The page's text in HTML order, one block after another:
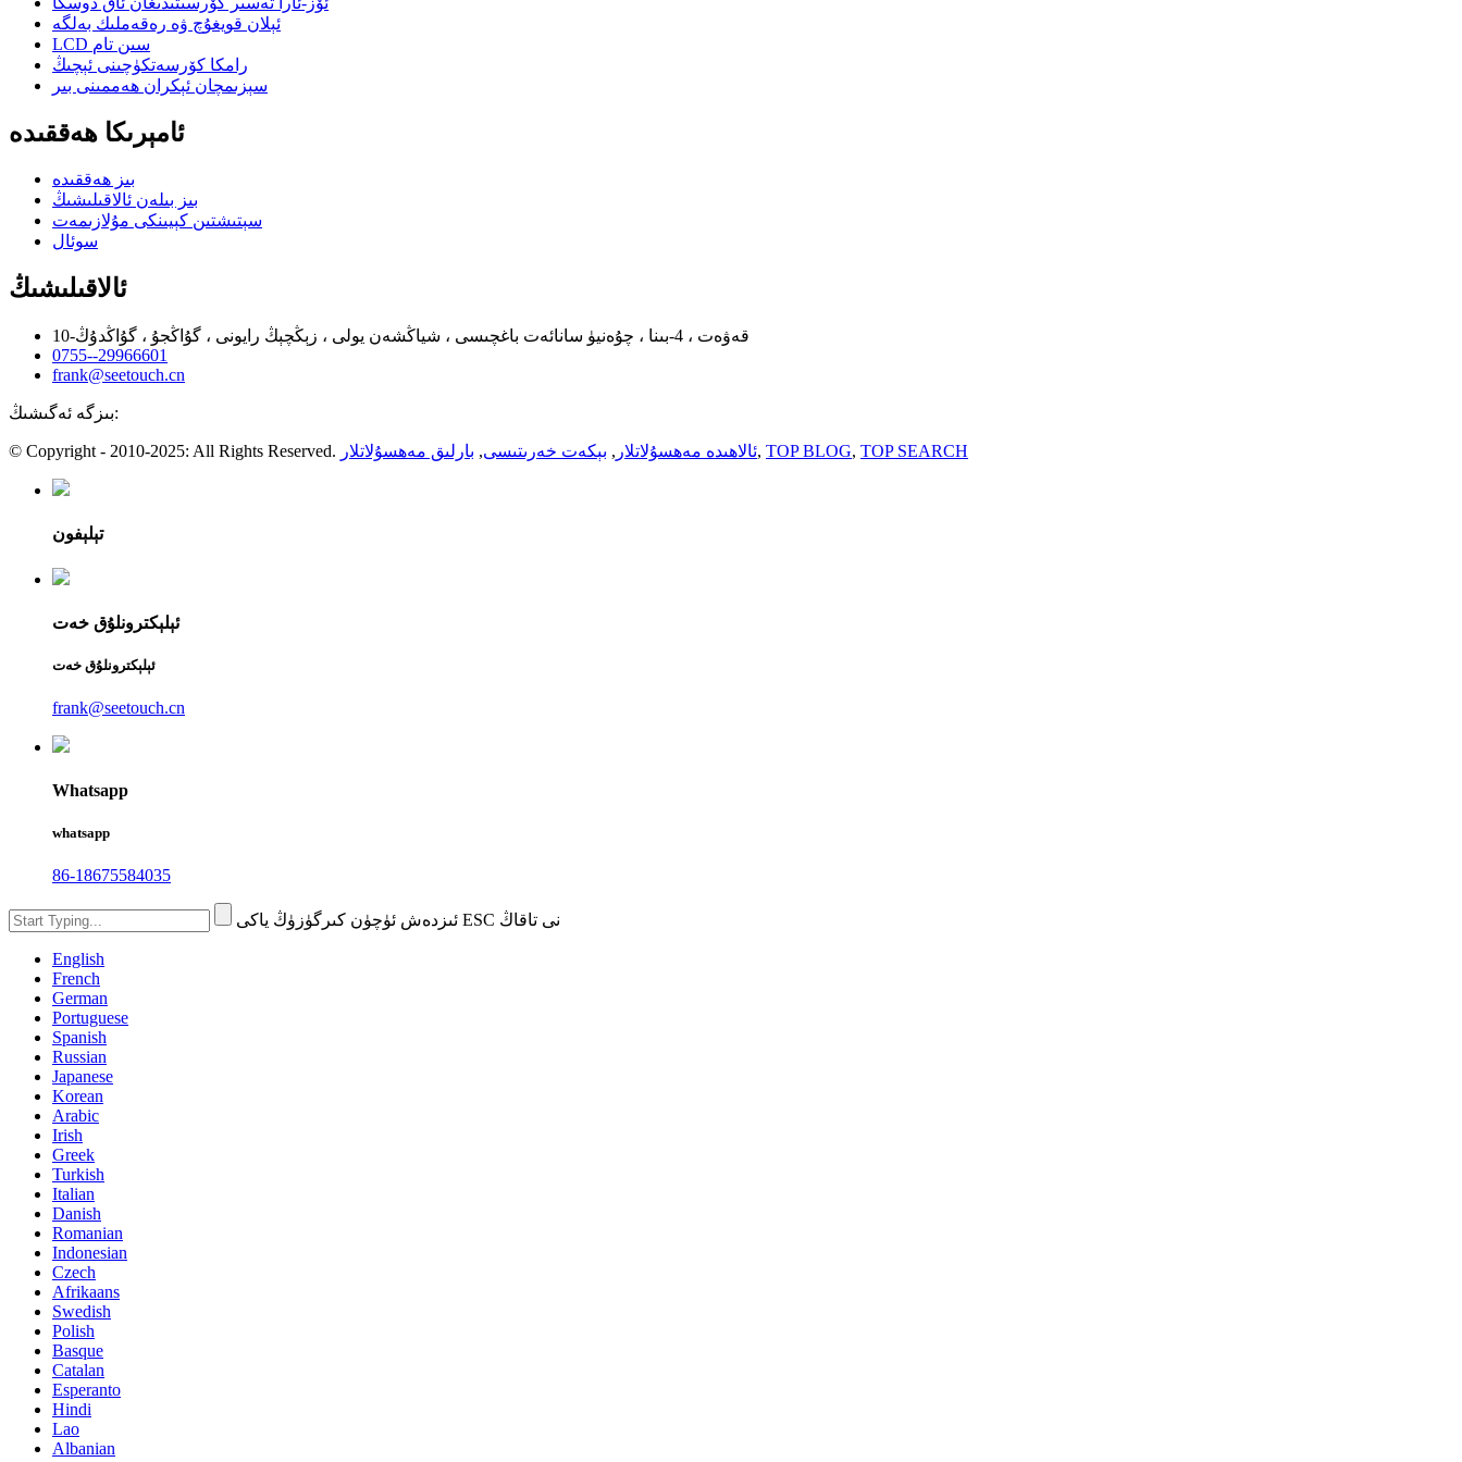
ئېلان قويغۇچ ۋە رەقەملىك بەلگە
LCD سىن تام
رامكا كۆرسەتكۈچىنى ئېچىڭ
سېزىمچان ئېكران ھەممىنى بىر
ئامېرىكا ھەققىدە
بىز ھەققىدە
بىز بىلەن ئالاقىلىشىڭ
سېتىشتىن كېيىنكى مۇلازىمەت
سوئال
ئالاقىلىشىڭ
10-قەۋەت ، 4-بىنا ، چۇەنيۈ سانائەت باغچىسى ، شياڭشەن يولى ، زېڭچېڭ رايونى ، گۇاڭجۇ ، گۇاڭدۇڭ
0755--29966601
frank@seetouch.cn
بىزگە ئەگىشىڭ:
© Copyright - 2010-2025: All Rights Reserved. ئالاھىدە مەھسۇلاتلار , بېكەت خەرىتىسى, بارلىق مەھسۇلاتلار , TOP BLOG, TOP SEARCH
تېلېفون
ئېلېكترونلۇق خەت
ئېلېكترونلۇق خەت
frank@seetouch.cn
Whatsapp
whatsapp
86-18675584035
ئىزدەش ئۈچۈن كىرگۈزۈڭ ياكى ESC نى تاقاڭ
English
French
German
Portuguese
Spanish
Russian
Japanese
Korean
Arabic
Irish
Greek
Turkish
Italian
Danish
Romanian
Indonesian
Czech
Afrikaans
Swedish
Polish
Basque
Catalan
Esperanto
Hindi
Lao
Albanian